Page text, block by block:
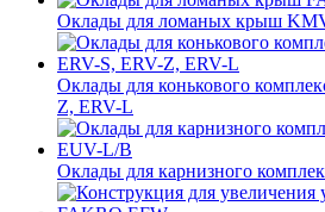
Оклады для ломаных крыш
Оклады для конькового
Z, ERV-L
Оклады для карнизного